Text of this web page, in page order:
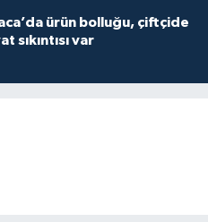
ürün bolluğu, çiftçide
sıkıntısı var